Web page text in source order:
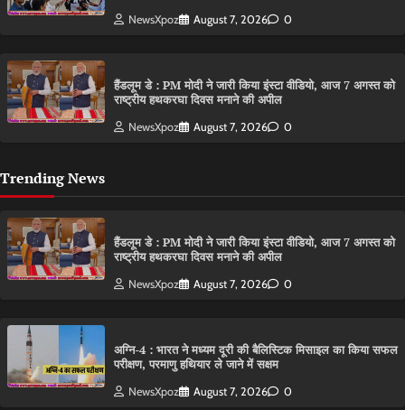
NewsXpoz August 7, 2026 0
हैंडलूम डे : PM मोदी ने जारी किया इंस्टा वीडियो, आज 7 अगस्त को
राष्ट्रीय हथकरघा दिवस मनाने की अपील
NewsXpoz August 7, 2026 0
Trending News
हैंडलूम डे : PM मोदी ने जारी किया इंस्टा वीडियो, आज 7 अगस्त को
राष्ट्रीय हथकरघा दिवस मनाने की अपील
NewsXpoz August 7, 2026 0
अग्नि-4 : भारत ने मध्यम दूरी की बैलिस्टिक मिसाइल का किया सफल
परीक्षण, परमाणु हथियार ले जाने में सक्षम
NewsXpoz August 7, 2026 0